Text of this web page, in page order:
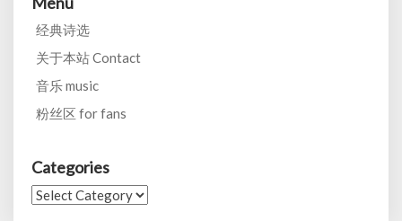
经典诗选
关于本站 Contact
音乐 music
粉丝区 for fans
Categories
Categories